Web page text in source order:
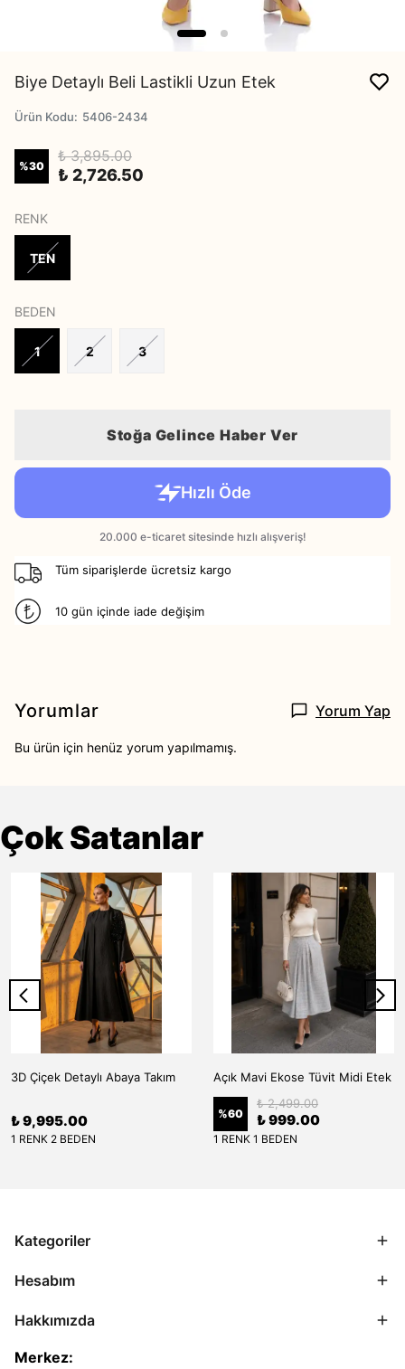
Biye Detaylı Beli Lastikli Uzun Etek
Ürün Kodu: 5406-2434
%30
₺ 3,895.00
₺ 2,726.50
RENK
TEN
BEDEN
1 2 3
Stoğa Gelince Haber Ver
Tüm siparişlerde ücretsiz kargo
10 gün içinde iade değişim
Yorumlar Yorum Yap
Bu ürün için henüz yorum yapılmamış.
Çok Satanlar
3D Çiçek Detaylı Abaya Takım
₺ 9,995.00
1 RENK 2 BEDEN
Açık Mavi Ekose Tüvit Midi Etek
%60
₺ 2,499.00
₺ 999.00
1 RENK 1 BEDEN
Kategoriler
Hesabım
Hakkımızda
Merkez: